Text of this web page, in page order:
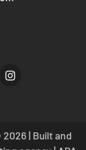
| Built and